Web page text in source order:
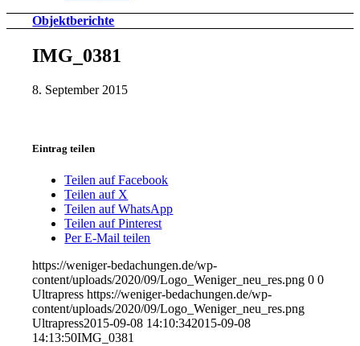
Objektberichte
IMG_0381
8. September 2015
Eintrag teilen
Teilen auf Facebook
Teilen auf X
Teilen auf WhatsApp
Teilen auf Pinterest
Per E-Mail teilen
https://weniger-bedachungen.de/wp-
content/uploads/2020/09/Logo_Weniger_neu_res.png 0 0
Ultrapress https://weniger-bedachungen.de/wp-
content/uploads/2020/09/Logo_Weniger_neu_res.png
Ultrapress2015-09-08 14:10:342015-09-08
14:13:50IMG_0381